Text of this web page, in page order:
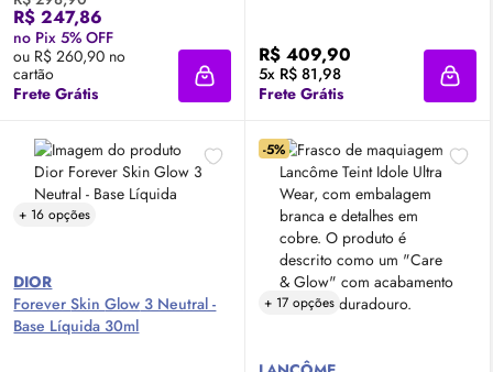
R$ 247,86
no Pix 5% OFF
ou R$ 260,90 no
cartão
Frete Grátis
Adicionar à sacola
R$ 409,90
5x R$ 81,98
Frete Grátis
+ 16 opções
DIOR
ForeverSkinGlow 3 Neutral -
Base Líquida 30ml
-5%
+ 17 opções